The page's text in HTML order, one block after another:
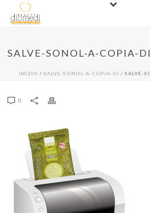
SALVE-SONOL-A-COPIA-DI
INIZIO / SALVE-SONOL-A-COPIA-DI / SALVE-
0